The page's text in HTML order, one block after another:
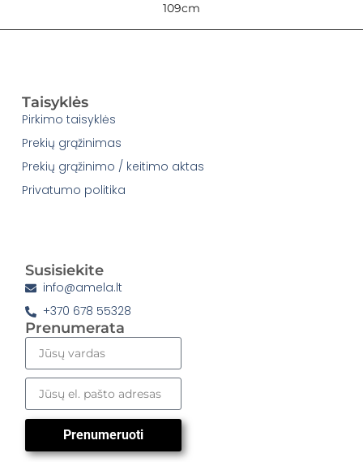
109cm
Taisyklės
Pirkimo taisyklės
Prekių grąžinimas
Prekių grąžinimo / keitimo aktas
Privatumo politika
Susisiekite
info@amela.lt
+370 678 55328
Prenumerata
Prenumeruoti